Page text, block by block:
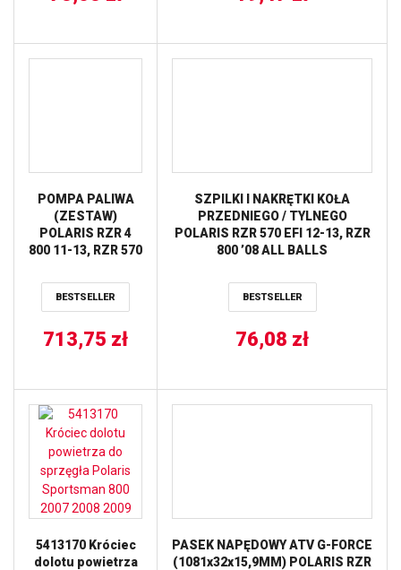
POMPA PALIWA
(ZESTAW)
POLARIS RZR 4
800 11-13, RZR 570
11-13, RZR S 800
11-13 ALL BALLS
BESTSELLER
713,75 zł
SZPILKI I NAKRĘTKI KOŁA
PRZEDNIEGO / TYLNEGO
POLARIS RZR 570 EFI 12-13, RZR
800 ’08 ALL BALLS
BESTSELLER
76,08 zł
5413170 Króciec
dolotu powietrza
PASEK NAPĘDOWY ATV G-FORCE
(1081x32x15,9MM) POLARIS RZR